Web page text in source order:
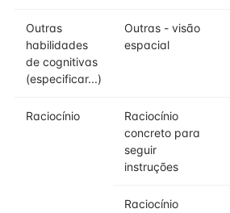
Outras
habilidades
de cognitivas
(especificar...)
Outras - visão
espacial
Raciocínio
Raciocínio
concreto para
seguir
instruções
Raciocínio